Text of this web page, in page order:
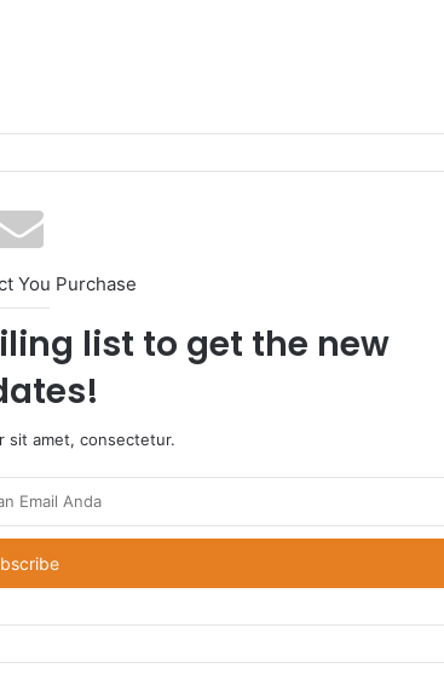
You Purchase
list to get the new
sit amet, consectetur.